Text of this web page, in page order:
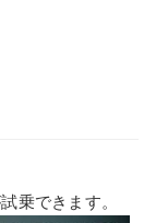
乗できます。